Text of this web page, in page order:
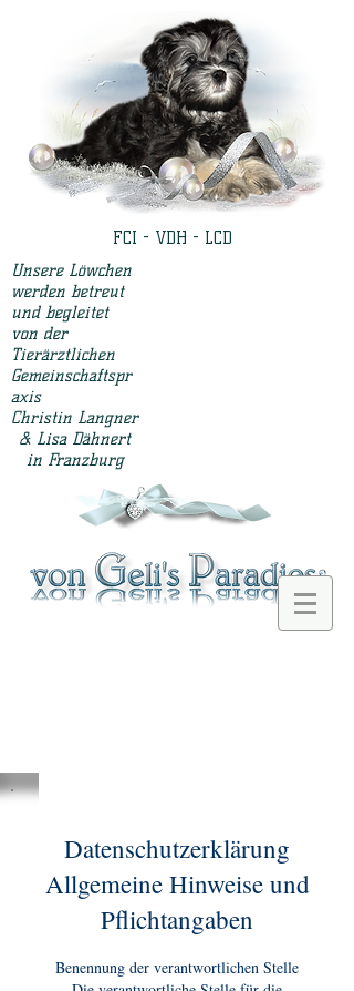
FCI - VDH - LCD
Unsere Löwchen
werden betreut
und begleitet
von der
Tierärztlichen
Gemeinschaftspr
axis
Christin Langner
& Lisa Dähnert
in Franzburg
Datenschutzerklärung
Allgemeine Hinweise und
Pflichtangaben
Benennung der verantwortlichen Stelle